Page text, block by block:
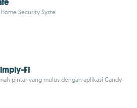
Security Syste
Fi
pintar yang mulus dengan aplikasi Candy